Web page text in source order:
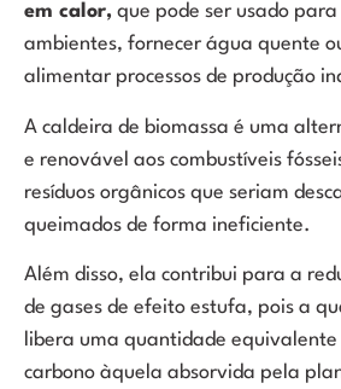
em calor, que pode ser usado
ambientes, fornecer água quente
alimentar processos de produção
A caldeira de biomassa é uma
e renovável aos combustíveis
resíduos orgânicos que seriam
queimados de forma ineficiente.
Além disso, ela contribui para a
de gases de efeito estufa, pois a
libera uma quantidade equivalente
carbono àquela absorvida pela